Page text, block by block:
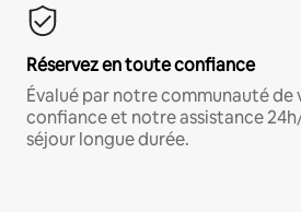
Réservez en toute confiance
Évalué par notre communauté de
confiance et notre assistance
séjour longue durée.